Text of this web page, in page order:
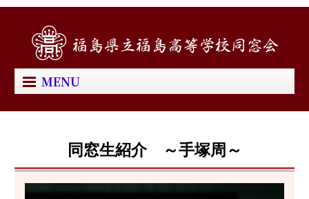
MENU
同窓生紹介 ～手塚周～